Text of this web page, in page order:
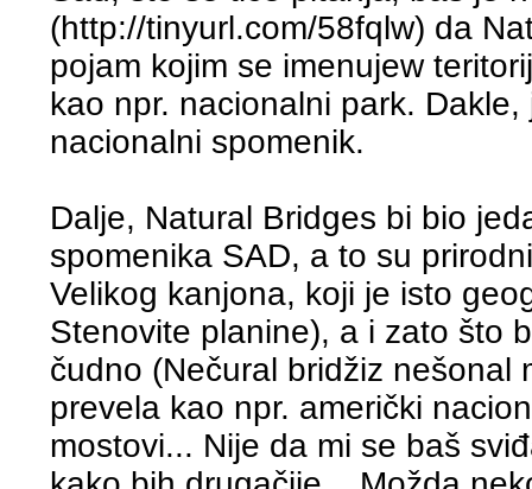
(http://tinyurl.com/58fqlw) da
pojam kojim se imenujew
kao npr. nacionalni park.
nacionalni spomenik.
Dalje, Natural Bridges bi bio
spomenika SAD, a to su
Velikog kanjona, koji je isto
Stenovite planine), a i zato što
čudno (Nečural bridžiz nešonal
prevela kao npr. američki
mostovi... Nije da mi se baš